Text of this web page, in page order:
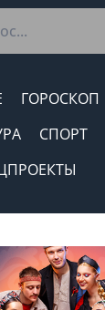
ГОРОСКОП
СПОРТ